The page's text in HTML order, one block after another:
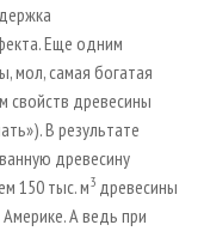
Еще одним
мол, самая богатая
свойств древесины
В результате
древесину
150 тыс. м3 древесины
А ведь при